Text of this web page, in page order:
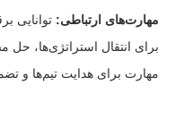
مهارت‌های ارتباطی: توانایی
برای انتقال استراتژی‌ها، حل
مهارت برای هدایت تیم‌ها و